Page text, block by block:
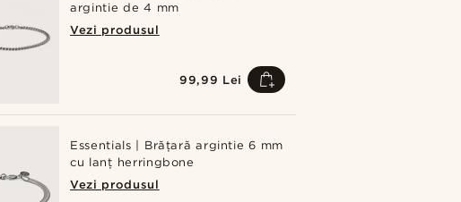
argintie de 4 mm
Vezi produsul
99,99 Lei
Essentials | Brățară argintie 6 mm
cu lanț herringbone
Vezi produsul